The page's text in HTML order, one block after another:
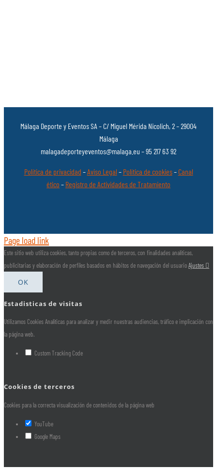
Málaga Deporte y Eventos SA – C/ Miguel Mérida Nicolich, 2 – 29004
Málaga
malagadeporteyeventos@malaga.eu – 95 217 63 92
Política de privacidad –Aviso Legal – Política de cookies–Canal
ético – Registro de Actividades de Tratamiento
Page load link
Este sitio web utiliza cookies, tanto propias como de terceros, con finalidades analíticas,
publicitarias y elaboración de perfiles basados en hábitos de navegación del usuarioAjustes
OK
Estadisticas de visitas
Utilizamos Cookies Analíticas para analizar y medir nuestras audiencias, tráfico e implicación con
la página web.
Custom Tracking Code
Cookies de terceros
Cookies para la correcta visualización de contenidos de la página web
YouTube
Google Maps